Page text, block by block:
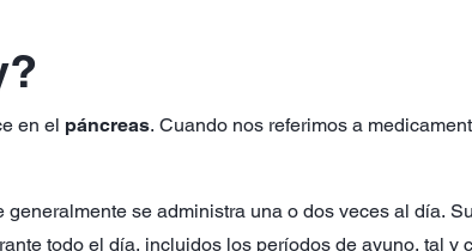
en el páncreas. Cuando nos referimos a
generalmente se administra una o dos veces al día.
todo el día, incluidos los períodos de ayuno, tal y